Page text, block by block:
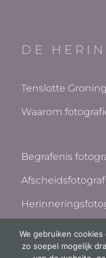
DE
Tenslotte
Waarom
Begrafenis
We gebruiken
zo soepel mogelijk